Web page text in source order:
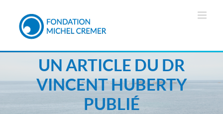
UN ARTICLE DU DR
VINCENT HUBERTY
PUBLIÉ